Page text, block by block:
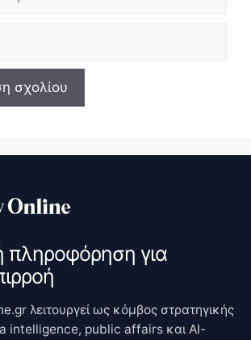
πληροφόρηση για
λειτουργεί ως κόμβος στρατηγικής
intelligence, public affairs και AI-